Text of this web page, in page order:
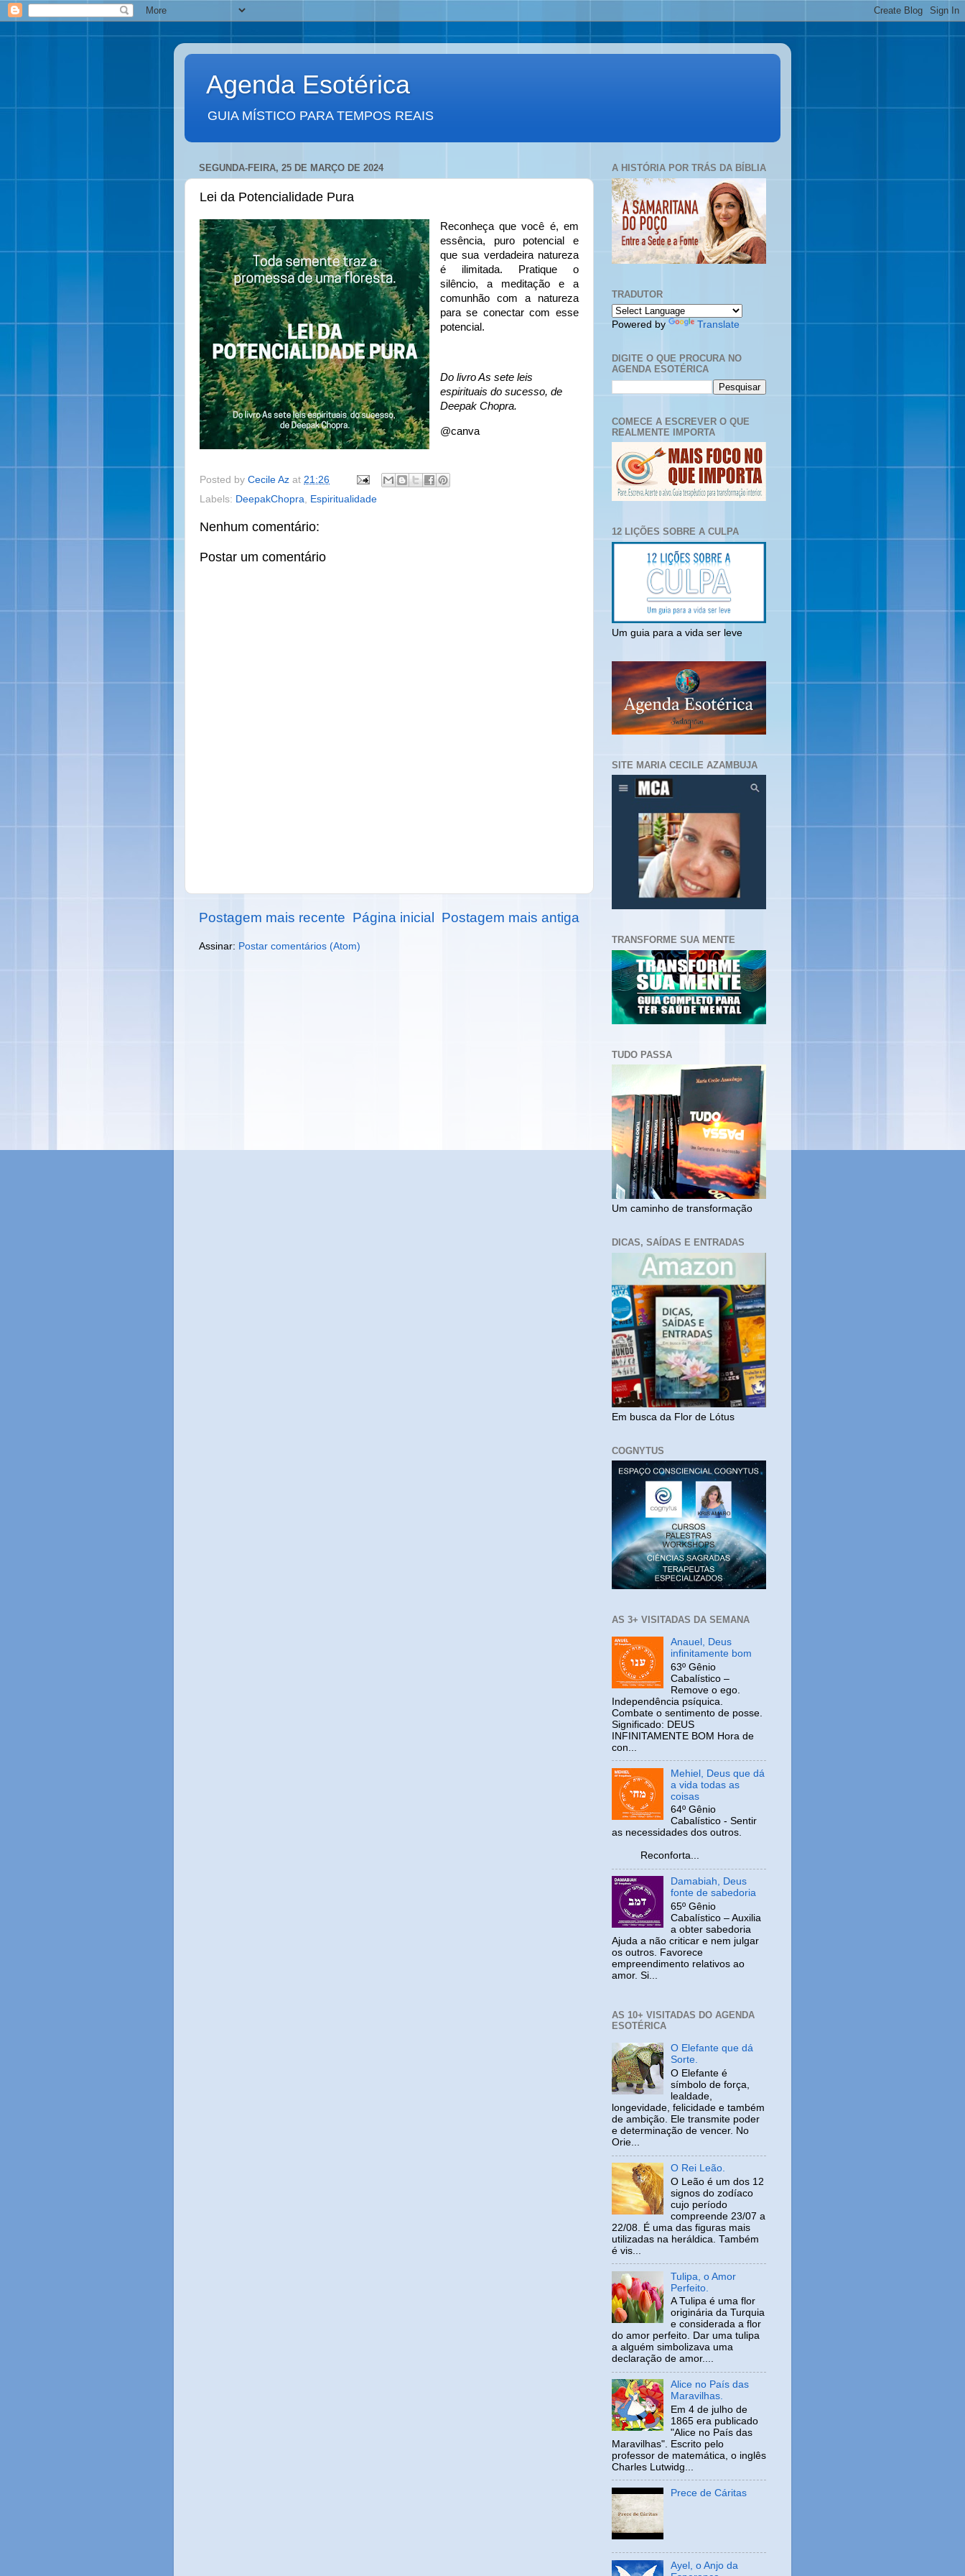
Agenda Esotérica
GUIA MÍSTICO PARA TEMPOS REAIS
SEGUNDA-FEIRA, 25 DE MARÇO DE 2024
Lei da Potencialidade Pura
Reconheça que você é, em
essência, puro potencial e
que sua verdadeira natureza
é ilimitada. Pratique o
silêncio, a meditação e a
comunhão com a natureza
para se conectar com esse
potencial.
Do livro As sete leis
espirituais do sucesso, de
Deepak Chopra.
@canva
Posted by Cecile Az at 21:26
Labels: DeepakChopra, Espiritualidade
Nenhum comentário:
Postar um comentário
Postagem mais recente Postagem mais antiga
Página inicial
Assinar: Postar comentários (Atom)
A HISTÓRIA POR TRÁS DA BÍBLIA
TRADUTOR
Powered by Translate
DIGITE O QUE PROCURA NO
AGENDA ESOTÉRICA
COMECE A ESCREVER O QUE
REALMENTE IMPORTA
12 LIÇÕES SOBRE A CULPA
Um guia para a vida ser leve
SITE MARIA CECILE AZAMBUJA
TRANSFORME SUA MENTE
TUDO PASSA
Um caminho de transformação
DICAS, SAÍDAS E ENTRADAS
Em busca da Flor de Lótus
COGNYTUS
AS 3+ VISITADAS DA SEMANA
Anauel, Deus
infinitamente bom
63º Gênio
Cabalístico –
Remove o ego.
Independência psíquica.
Combate o sentimento de posse.
Significado: DEUS
INFINITAMENTE BOM Hora de
con...
Mehiel, Deus que dá
a vida todas as
coisas
64º Gênio
Cabalístico - Sentir
as necessidades dos outros.
Reconforta...
Damabiah, Deus
fonte de sabedoria
65º Gênio
Cabalístico – Auxilia
a obter sabedoria
Ajuda a não criticar e nem julgar
os outros. Favorece
empreendimento relativos ao
amor. Si...
AS 10+ VISITADAS DO AGENDA
ESOTÉRICA
O Elefante que dá
Sorte.
O Elefante é
símbolo de força,
lealdade,
longevidade, felicidade e também
de ambição. Ele transmite poder
e determinação de vencer. No
Orie...
O Rei Leão.
O Leão é um dos 12
signos do zodíaco
cujo período
compreende 23/07 a
22/08. É uma das figuras mais
utilizadas na heráldica. Também
é vis...
Tulipa, o Amor
Perfeito.
A Tulipa é uma flor
originária da Turquia
e considerada a flor
do amor perfeito. Dar uma tulipa
a alguém simbolizava uma
declaração de amor....
Alice no País das
Maravilhas.
Em 4 de julho de
1865 era publicado
"Alice no País das
Maravilhas". Escrito pelo
professor de matemática, o inglês
Charles Lutwidg...
Prece de Cáritas
Ayel, o Anjo da